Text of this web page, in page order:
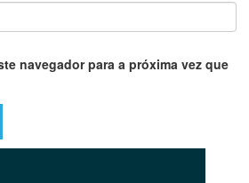
navegador para a próxima vez que